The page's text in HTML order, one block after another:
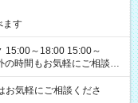
ます
気軽にご相談くださ